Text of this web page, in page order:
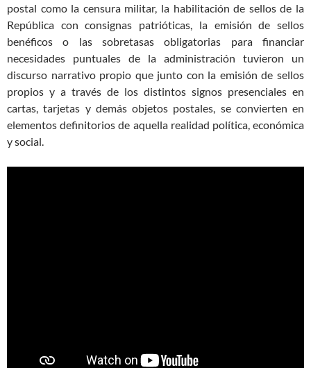
postal como la censura militar, la habilitación de sellos de la
República con consignas patrióticas, la emisión de sellos
benéficos o las sobretasas obligatorias para financiar
necesidades puntuales de la administración tuvieron un
discurso narrativo propio que junto con la emisión de sellos
propios y a través de los distintos signos presenciales en
cartas, tarjetas y demás objetos postales, se convierten en
elementos definitorios de aquella realidad política, económica
y social.